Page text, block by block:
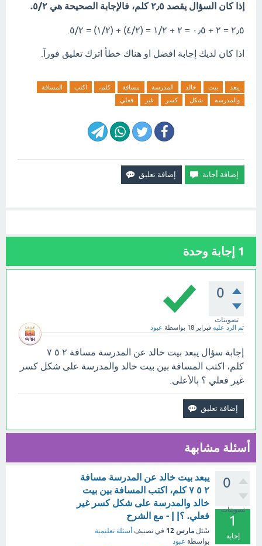
إذا كان السؤال يقصد ٢٫٥ كلم، فالإجابة الصحيحة هي ٥/٢.
٢٫٥ = ٢ + ٠٫٥ = ٢ + ١/٢ = (٤/٢) + (١/٢) = ٥/٢.
اذا كان لديك إجابة افضل او هناك خطأ اترك تعليق فورآ.
يبعد بيت خالد المدرسة مسافة كلم، اكتب
المسافة
والمدرسة
شكل كسر غير فعلي
1 إجابة وحدة
0
تصويتات
تم الرد عليه فبراير 18 بواسطة عبود
إجابة سؤال يبعد بيت خالد عن المدرسة مسافة ٢ ٥ ٧
كلم، اكتب المسافة بين بيت خالد والمدرسة على شكل كسر
غير فعلي ؟ بالأعلى.
أسئلة مشابهة
0
تصويتات
1
إجابة
يبعد بيت خالد عن المدرسة مسافة
٢ ٥ ٧ كلم، اكتب المسافة بين بيت
خالد والمدرسة على شكل كسر غير
فعلي. ؟| | - مع الشرح
سُئل مارس 12 في تصنيف أسئلة تعليمية
بواسطة عبود